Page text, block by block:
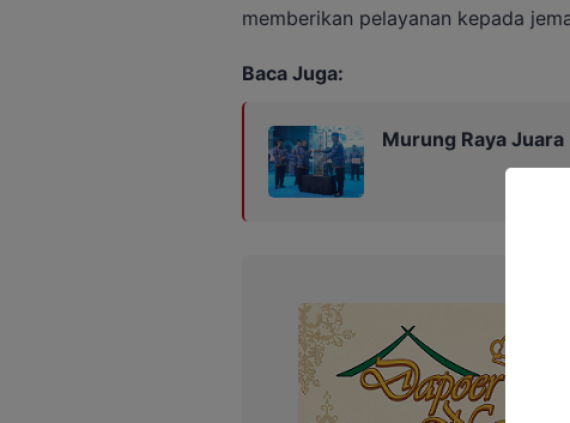
memberikan pelayanan kepada
Baca Juga:
Murung Raya Juara